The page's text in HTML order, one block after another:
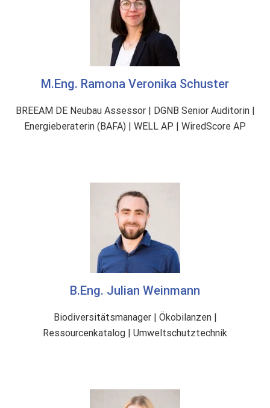
g
e
f
a
r
n
M.Eng. Ramona Veronika Schuster
BREEAM DE Neubau Assessor | DGNB Senior Auditorin |
Energieberaterin (BAFA) | WELL AP | WiredScore AP
B.Eng. Julian Weinmann
Biodiversitätsmanager | Ökobilanzen |
Ressourcenkatalog | Umweltschutztechnik